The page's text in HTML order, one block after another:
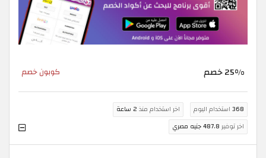
25% خصم كوبون خصم
368 استخدام اليوم اخر استخدام منذ 2 ساعة
اخر توفير 487.8 جنيه مصري